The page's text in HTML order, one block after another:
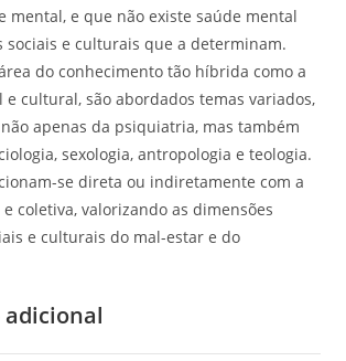
mental, e que não existe saúde mental
sociais e culturais que a determinam.
do conhecimento tão híbrida como a
cultural, são abordados temas variados,
apenas da psiquiatria, mas também
sexologia, antropologia e teologia.
se direta ou indiretamente com a
coletiva, valorizando as dimensões
e culturais do mal-estar e do